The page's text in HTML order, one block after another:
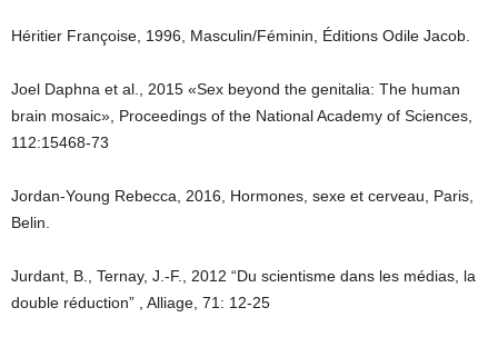
Héritier Françoise, 1996, Masculin/Féminin, Éditions Odile Jacob.
Joel Daphna et al., 2015 «Sex beyond the genitalia: The human
brain mosaic», Proceedings of the National Academy of Sciences,
112:15468-73
Jordan-Young Rebecca, 2016, Hormones, sexe et cerveau, Paris,
Belin.
Jurdant, B., Ternay, J.-F., 2012 “Du scientisme dans les médias, la
double réduction” , Alliage, 71: 12-25